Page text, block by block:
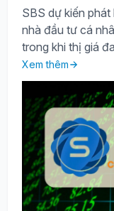
SBS dự kiến phát
nhà đầu tư cá
trong khi thị giá
Xem thêm